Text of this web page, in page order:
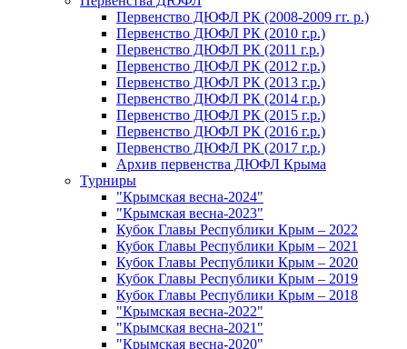
Первенство ДЮФЛ РК (2008-2009 гг. р.)
Первенство ДЮФЛ РК (2010 г.р.)
Первенство ДЮФЛ РК (2011 г.р.)
Первенство ДЮФЛ РК (2012 г.р.)
Первенство ДЮФЛ РК (2013 г.р.)
Первенство ДЮФЛ РК (2014 г.р.)
Первенство ДЮФЛ РК (2015 г.р.)
Первенство ДЮФЛ РК (2016 г.р.)
Первенство ДЮФЛ РК (2017 г.р.)
Архив первенства ДЮФЛ Крыма
Турниры
"Крымская весна-2024"
"Крымская весна-2023"
Кубок Главы Республики Крым – 2022
Кубок Главы Республики Крым – 2021
Кубок Главы Республики Крым – 2020
Кубок Главы Республики Крым – 2019
Кубок Главы Республики Крым – 2018
"Крымская весна-2022"
"Крымская весна-2021"
"Крымская весна-2020"